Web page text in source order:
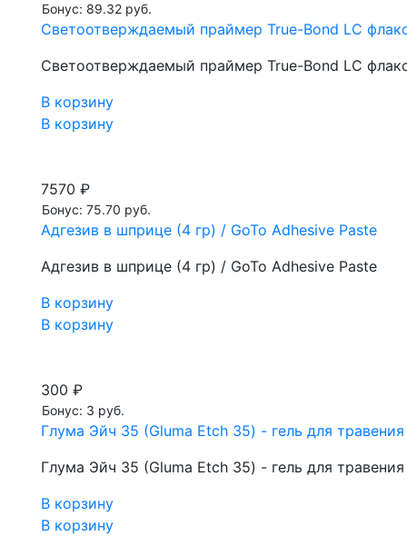
Бонус: 89.32 руб.
Светоотверждаемый праймер True-Bond LC
Светоотверждаемый праймер True-Bond LC
В корзину
В корзину
7570 ₽
Бонус: 75.70 руб.
Адгезив в шприце (4 гр) / GoTo Adhesive Paste
Адгезив в шприце (4 гр) / GoTo Adhesive Paste
В корзину
В корзину
300 ₽
Бонус: 3 руб.
Глума Эйч 35 (Gluma Etch 35) - гель для
Глума Эйч 35 (Gluma Etch 35) - гель для
В корзину
В корзину